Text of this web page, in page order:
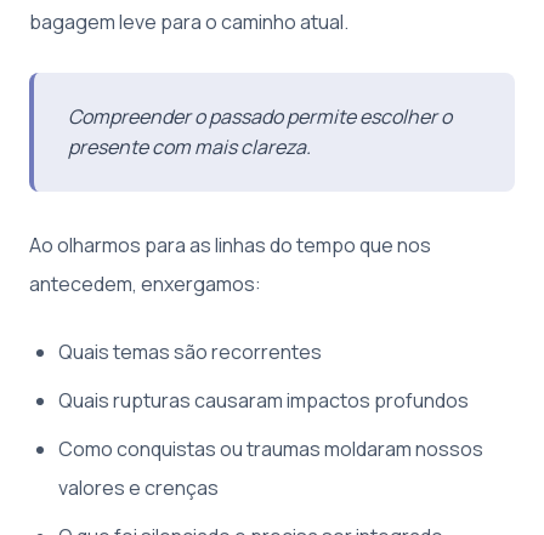
bagagem leve para o caminho atual.
Compreender o passado permite escolher o
presente com mais clareza.
Ao olharmos para as linhas do tempo que nos
antecedem, enxergamos:
Quais temas são recorrentes
Quais rupturas causaram impactos profundos
Como conquistas ou traumas moldaram nossos
valores e crenças